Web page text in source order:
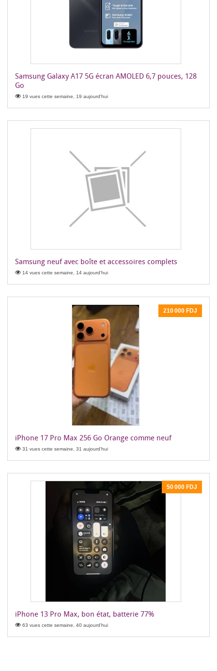
Samsung Galaxy A17 5G écran AMOLED 6,7 pouces, 128
Go
19 vues cette semaine, 19 aujourd'hui
Samsung neuf avec boîte et accessoires complets
14 vues cette semaine, 14 aujourd'hui
210 000 FDJ
iPhone 17 Pro Max 256 Go Orange comme neuf
31 vues cette semaine, 31 aujourd'hui
50 000 FDJ
iPhone 13 Pro Max, bon état, batterie 77%
63 vues cette semaine, 40 aujourd'hui